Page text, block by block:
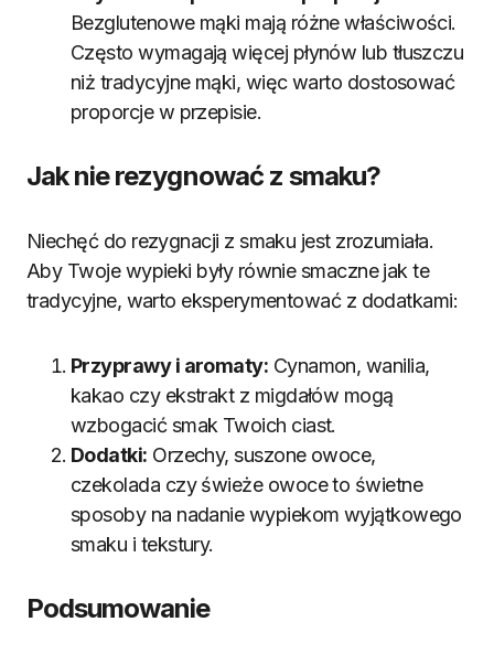
Bezglutenowe mąki mają różne właściwości.
Często wymagają więcej płynów lub tłuszczu
niż tradycyjne mąki, więc warto dostosować
proporcje w przepisie.
Jak nie rezygnować z smaku?
Niechęć do rezygnacji z smaku jest zrozumiała.
Aby Twoje wypieki były równie smaczne jak te
tradycyjne, warto eksperymentować z dodatkami:
Przyprawy i aromaty: Cynamon, wanilia,
kakao czy ekstrakt z migdałów mogą
wzbogacić smak Twoich ciast.
Dodatki: Orzechy, suszone owoce,
czekolada czy świeże owoce to świetne
sposoby na nadanie wypiekom wyjątkowego
smaku i tekstury.
Podsumowanie